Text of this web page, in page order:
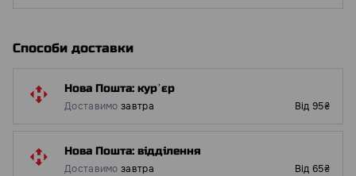
Способи доставки
Нова Пошта: курʼєр
Доставимо завтра Від 95₴
Нова Пошта: відділення
Доставимо завтра Від 65₴